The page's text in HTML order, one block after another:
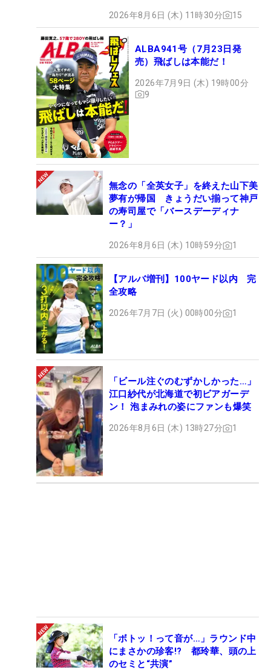
2026年8月6日 (木) 11時30分 15
ALBA941号（7月23日発
売）飛ばしは本能だ！
2026年7月9日 (木) 19時00分
9
無念の「全英女子」を終えた山下美
夢有が帰国 きょうだい揃って神戸
の寿司屋で「バースデーディナ
ー？」
2026年8月6日 (木) 10時59分 1
【アルバ増刊】100ヤード以内 完
全攻略
2026年7月7日 (火) 00時00分 1
「ビール注ぐのむずかしかった…」
江口紗代が北海道で初ビアガーデ
ン！ 泡まみれの姿にファンも爆笑
2026年8月6日 (木) 13時27分 1
「ボトッ！って音が…」ラウンド中
にまさかの珍客!? 都玲華、頭の上
のセミと“共演”